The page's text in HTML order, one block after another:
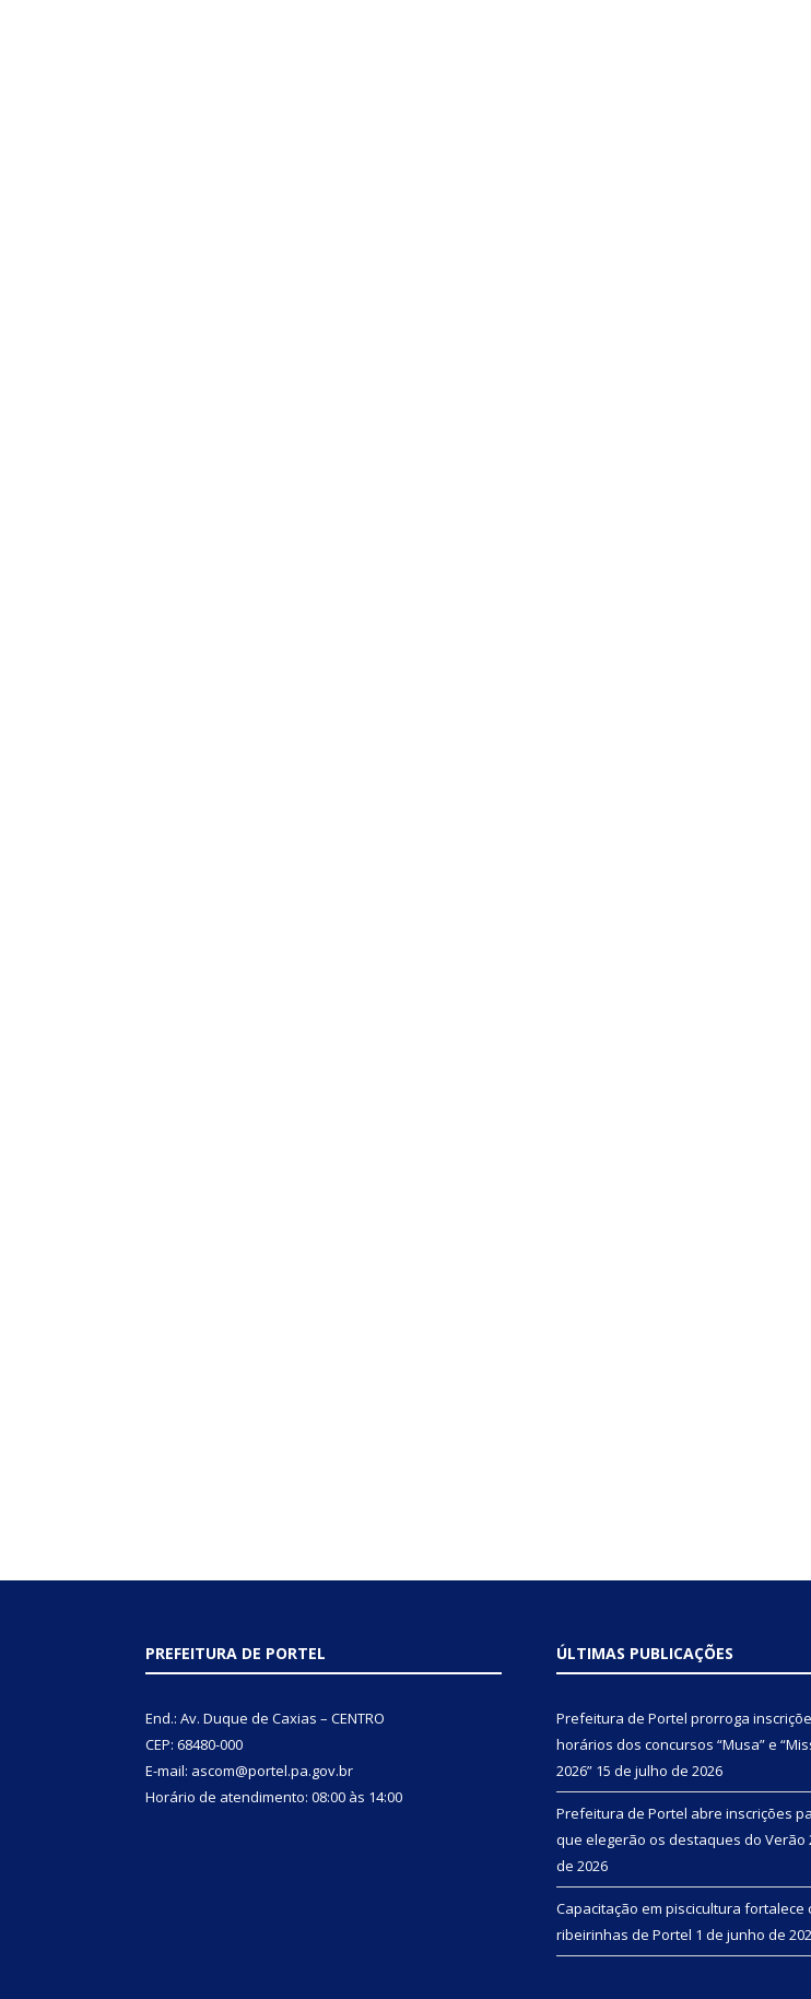
PREFEITURA DE PORTEL
End.: Av. Duque de Caxias – CENTRO
CEP: 68480-000
E-mail: ascom@portel.pa.gov.br
Horário de atendimento: 08:00 às 14:00
ÚLTIMAS PUBLICAÇÕES
Prefeitura de Portel prorroga
horários dos concursos “Musa” e
2026” 15 de julho de 2026
Prefeitura de Portel abre inscrições
que elegerão os destaques do Verão
de 2026
Capacitação em piscicultura fortalece
ribeirinhas de Portel 1 de junho de